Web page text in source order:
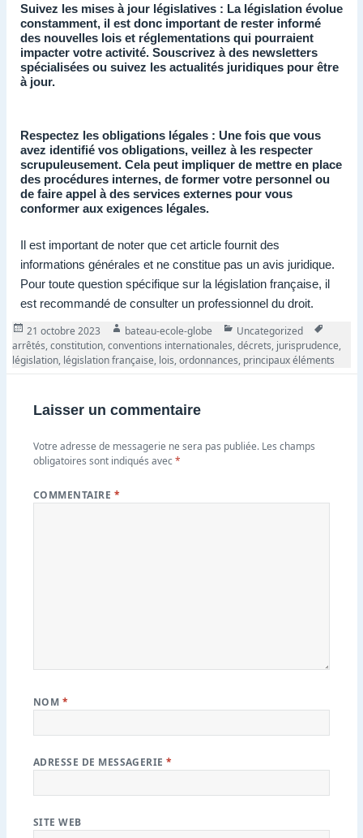
Suivez les mises à jour législatives : La législation évolue
constamment, il est donc important de rester informé
des nouvelles lois et réglementations qui pourraient
impacter votre activité. Souscrivez à des newsletters
spécialisées ou suivez les actualités juridiques pour être
à jour.
Respectez les obligations légales : Une fois que vous
avez identifié vos obligations, veillez à les respecter
scrupuleusement. Cela peut impliquer de mettre en place
des procédures internes, de former votre personnel ou
de faire appel à des services externes pour vous
conformer aux exigences légales.
Il est important de noter que cet article fournit des
informations générales et ne constitue pas un avis juridique.
Pour toute question spécifique sur la législation française, il
est recommandé de consulter un professionnel du droit.
Publié
le
21 octobre 2023 Auteur
bateau-ecole-globe Catégories
Uncategorized
arrêtés,constitution,conventions internationales,décrets, jurisprudence,
législation, législation française, lois,ordonnances, principaux éléments
Laisser un commentaire
Votre adresse de messagerie ne sera pas publiée. Les champs
obligatoires sont indiqués avec*
COMMENTAIRE *
NOM *
ADRESSE DE MESSAGERIE*
SITE WEB